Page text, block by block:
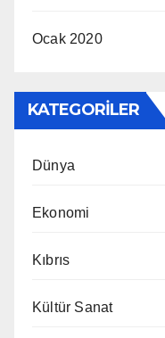
Ocak 2020
KATEGORILER
Dünya
Ekonomi
Kıbrıs
Kültür Sanat